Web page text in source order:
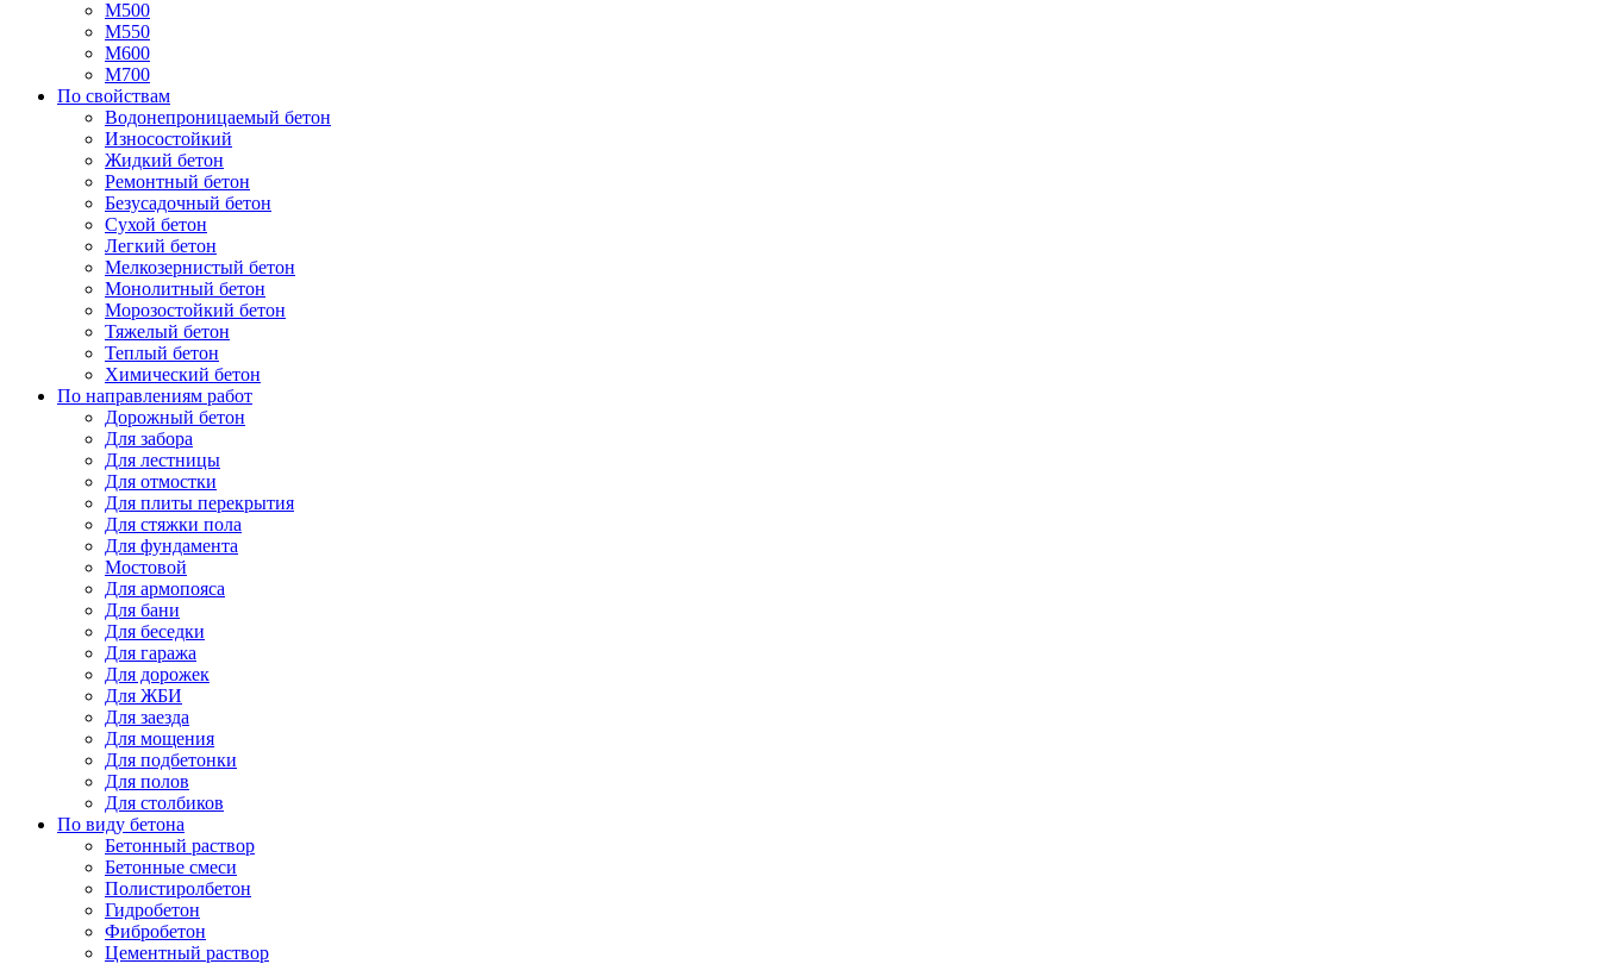
М500
М550
М600
М700
По свойствам
Водонепроницаемый бетон
Износостойкий
Жидкий бетон
Ремонтный бетон
Безусадочный бетон
Сухой бетон
Легкий бетон
Мелкозернистый бетон
Монолитный бетон
Морозостойкий бетон
Тяжелый бетон
Теплый бетон
Химический бетон
По направлениям работ
Дорожный бетон
Для забора
Для лестницы
Для отмостки
Для плиты перекрытия
Для стяжки пола
Для фундамента
Мостовой
Для армопояса
Для бани
Для беседки
Для гаража
Для дорожек
Для ЖБИ
Для заезда
Для мощения
Для подбетонки
Для полов
Для столбиков
По виду бетона
Бетонный раствор
Бетонные смеси
Полистиролбетон
Гидробетон
Фибробетон
Цементный раствор